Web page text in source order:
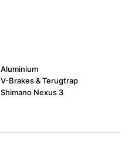
Aluminium
V-Brakes & Terugtrap
Shimano Nexus 3